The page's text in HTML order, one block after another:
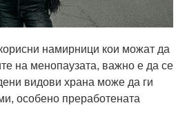
намирници кои можат да
на менопаузата, важно е да се
видови храна може да ги
особено преработената